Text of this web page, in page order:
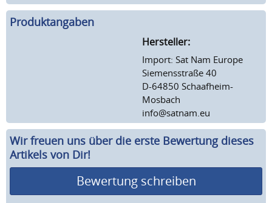
Produktangaben
Hersteller:
Import: Sat Nam Europe
Siemensstraße 40
D-64850 Schaafheim-
Mosbach
info@satnam.eu
Wir freuen uns über die erste Bewertung dieses
Artikels von Dir!
Bewertung schreiben